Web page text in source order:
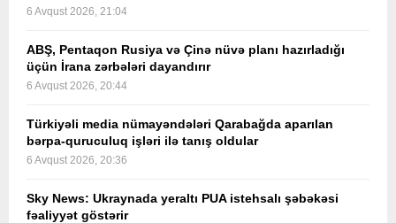
6 Avqust 2026, 21:04
ABŞ, Pentaqon Rusiya və Çinə nüvə planı hazırladığı
üçün İrana zərbələri dayandırır
6 Avqust 2026, 20:44
Türkiyəli media nümayəndələri Qarabağda aparılan
bərpa-quruculuq işləri ilə tanış oldular
6 Avqust 2026, 20:36
Sky News: Ukraynada yeraltı PUA istehsalı şəbəkəsi
fəaliyyət göstərir